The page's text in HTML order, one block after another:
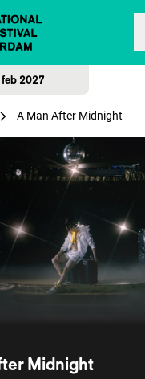
feb 2027
A Man After Midnight
Midnight